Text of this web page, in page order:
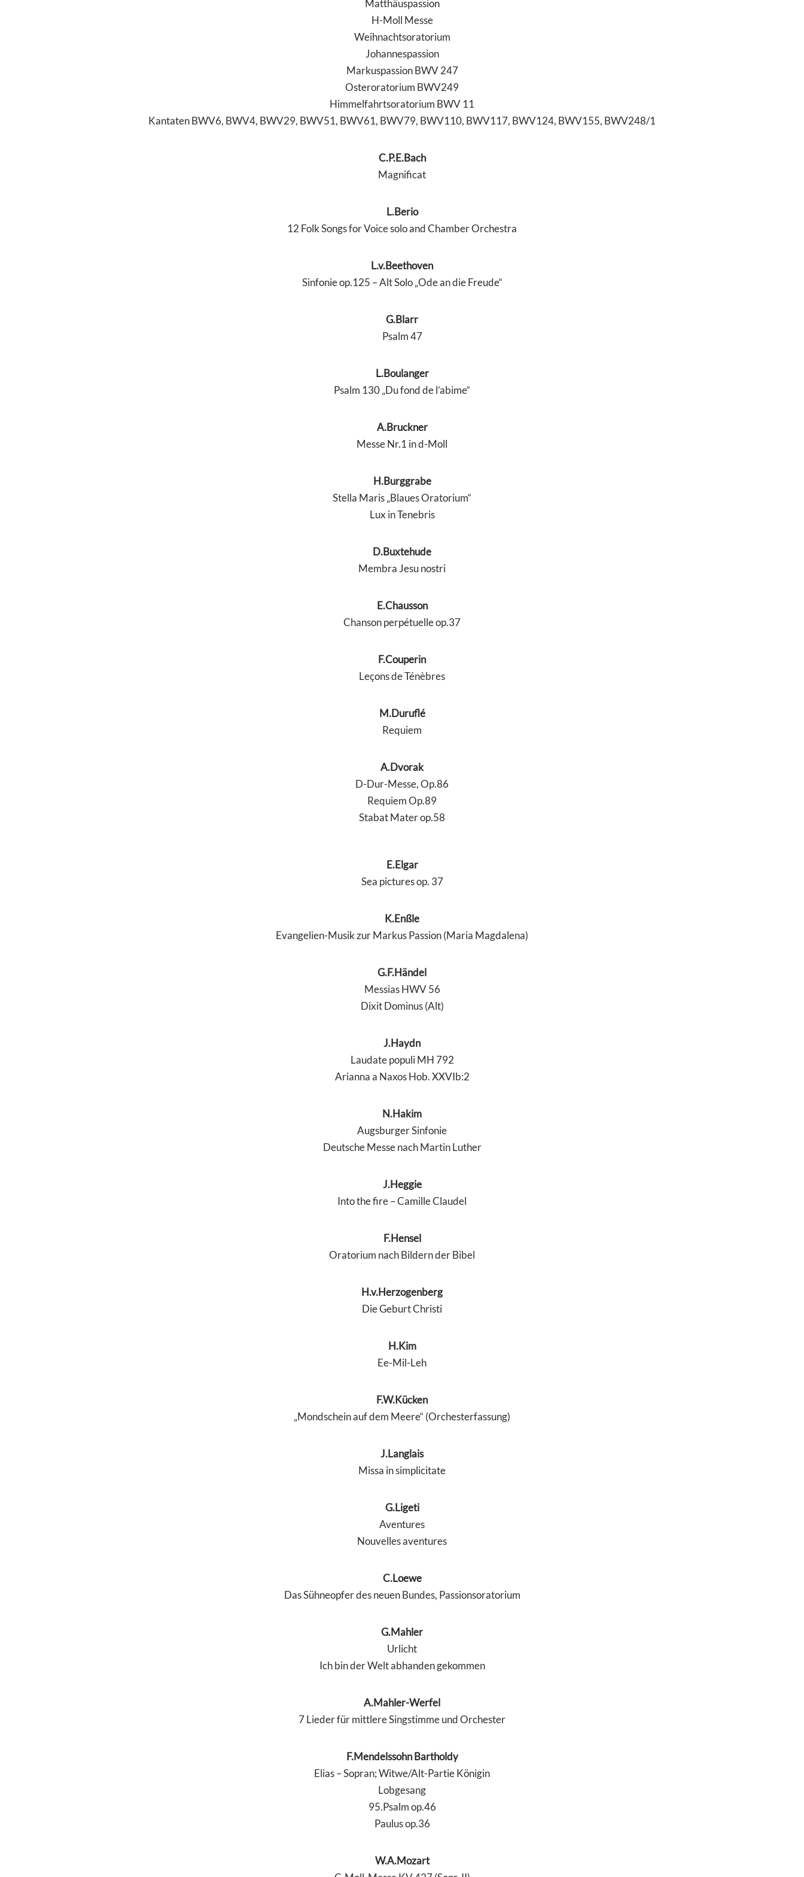
Matthäuspassion
H-Moll Messe
Weihnachtsoratorium
Johannespassion
Markuspassion BWV 247
Osteroratorium BWV249
Himmelfahrtsoratorium BWV 11
Kantaten BWV6, BWV4, BWV29, BWV51, BWV61, BWV79, BWV110, BWV117, BWV124, BWV155, BWV248/1
C.P.E.Bach
Magnificat
L.Berio
12 Folk Songs for Voice solo and Chamber Orchestra
L.v.Beethoven
Sinfonie op.125 – Alt Solo „Ode an die Freude“
G.Blarr
Psalm 47
L.Boulanger
Psalm 130 „Du fond de l’abime“
A.Bruckner
Messe Nr.1 in d-Moll
H.Burggrabe
Stella Maris „Blaues Oratorium“
Lux in Tenebris
D.Buxtehude
Membra Jesu nostri
E.Chausson
Chanson perpétuelle op.37
F.Couperin
Leçons de Ténèbres
M.Duruflé
Requiem
A.Dvorak
D-Dur-Messe, Op.86
Requiem Op.89
Stabat Mater op.58
E.Elgar
Sea pictures op. 37
K.Enßle
Evangelien-Musik zur Markus Passion (Maria Magdalena)
G.F.Händel
Messias HWV 56
Dixit Dominus (Alt)
J.Haydn
Laudate populi MH 792
Arianna a Naxos Hob. XXVIb:2
N.Hakim
Augsburger Sinfonie
Deutsche Messe nach Martin Luther
J.Heggie
Into the fire – Camille Claudel
F.Hensel
Oratorium nach Bildern der Bibel
H.v.Herzogenberg
Die Geburt Christi
H.Kim
Ee-Mil-Leh
F.W.Kücken
„Mondschein auf dem Meere“ (Orchesterfassung)
J.Langlais
Missa in simplicitate
G.Ligeti
Aventures
Nouvelles aventures
C.Loewe
Das Sühneopfer des neuen Bundes, Passionsoratorium
G.Mahler
Urlicht
Ich bin der Welt abhanden gekommen
A.Mahler-Werfel
7 Lieder für mittlere Singstimme und Orchester
F.Mendelssohn Bartholdy
Elias – Sopran; Witwe/Alt-Partie Königin
Lobgesang
95.Psalm op.46
Paulus op.36
W.A.Mozart